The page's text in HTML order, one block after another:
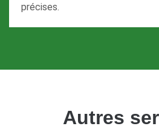
précises.
Autres